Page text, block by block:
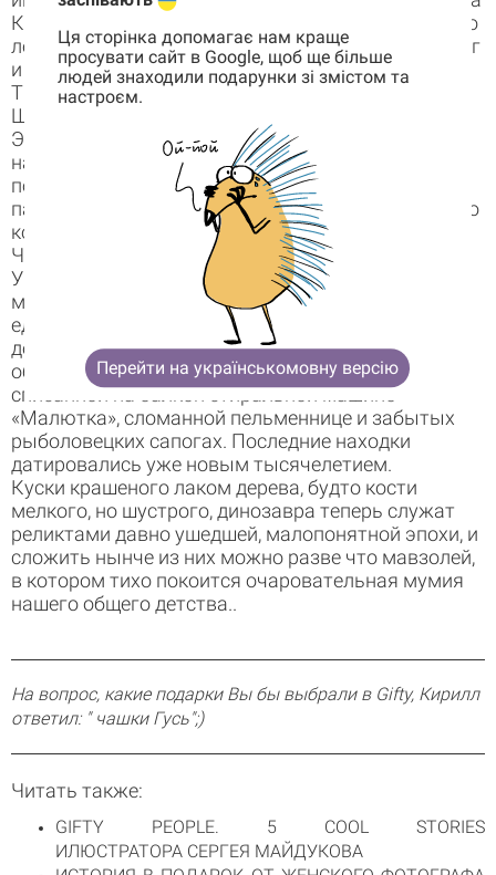
Калашникова, понять, как при помощи всего этого
лесоповала соорудить игру в крокет, уже б не смог
и выпускник Кембриджа. В общем, Маргарет
Тэтчер жмет руку Эдуарду Амвросиевичу
Шеварднадзе.
Это гранаты! Ими можно убивать фашистов! —
нашелся мальчик из соседнего двора. Концепция
подкупала своей простотой, очевидностью и
патриотизмом. Это был не конец, это было начало
конца, как выразился бы в такой миг старик
Черчилль.
У деталей от «Настольного крокета» оказалась
магическая суперсила. Играли ими лихо, но
единожды, а попадались они повсеместно еще
десятки лет. Мой друг сообщал, что артефакты
обнаруживались в горшках с гортензией, в
списанной на балкон стиральной машине
«Малютка», сломанной пельменнице и забытых
рыболовецких сапогах. Последние находки
датировались уже новым тысячелетием.
Куски крашеного лаком дерева, будто кости
мелкого, но шустрого, динозавра теперь служат
реликтами давно ушедшей, малопонятной эпохи, и
сложить нынче из них можно разве что мавзолей,
в котором тихо покоится очаровательная мумия
нашего общего детства..
На вопрос, какие подаркиВы бы выбрали вGifty, Кирилл
ответил: " чашки Гусь";)
Читать также:
GIFTY PEOPLE. 5 COOL STORIES
ИЛЮСТРАТОРА СЕРГЕЯ МАЙДУКОВА
Ця сторінка допомагає нам краще
просувати сайт в Google, щоб ще більше
людей знаходили подарунки зі змістом та
настроєм.
Перейти на українськомовну версію
Корзина 0 товары
Корзина пуста